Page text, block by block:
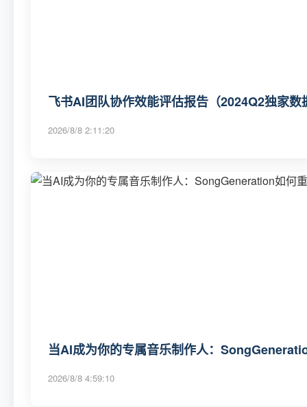
飞书AI团队协作效能评估报告（2024Q2独家
2026/8/8 2:11:20
当AI成为你的专属音乐制作人：
2026/8/8 4:59:10